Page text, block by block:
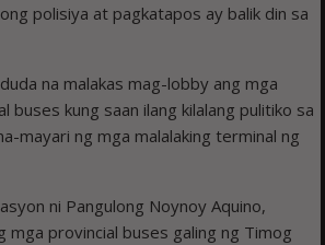
polisiya at pagkatapos ay balik din sa
na malakas mag-lobby ang mga
buses kung saan ilang kilalang pulitiko sa
mayari ng mga malalaking terminal ng
ni Pangulong Noynoy Aquino,
mga provincial buses galing ng Timog